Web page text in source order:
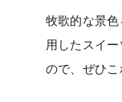
牧歌的な景
用したスイ
ので、ぜひこ